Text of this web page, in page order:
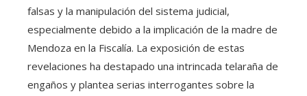
falsas y la manipulación del sistema judicial,
especialmente debido a la implicación de la madre de
Mendoza en la Fiscalía. La exposición de estas
revelaciones ha destapado una intrincada telaraña de
engaños y plantea serias interrogantes sobre la